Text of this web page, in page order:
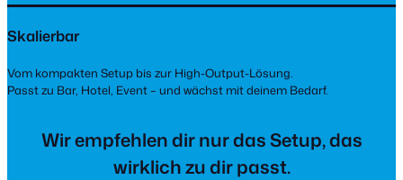
Skalierbar
Vom kompakten Setup bis zur High-Output-Lösung.
Passt zu Bar, Hotel, Event – und wächst mit deinem Bedarf.
Wir empfehlen dir nur das Setup, das
wirklich zu dir passt.